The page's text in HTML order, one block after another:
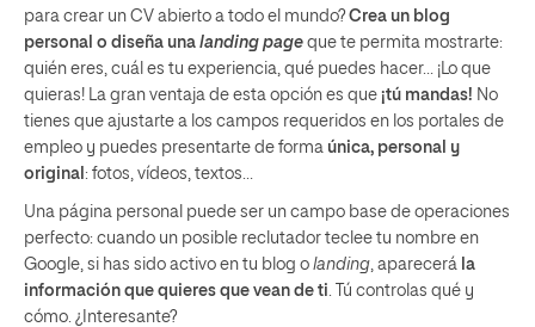
para crear un CV abierto a todo el mundo? Crea un blog
personal o diseña una landing page que te permita mostrarte:
quién eres, cuál es tu experiencia, qué puedes hacer… ¡Lo que
quieras! La gran ventaja de esta opción es que ¡tú mandas! No
tienes que ajustarte a los campos requeridos en los portales de
empleo y puedes presentarte de forma única, personal y
original : fotos, vídeos, textos…
Una página personal puede ser un campo base de operaciones
perfecto: cuando un posible reclutador teclee tu nombre en
Google, si has sido activo en tu blog o landing, aparecerá la
información que quieres que vean de ti. Tú controlas qué y
cómo. ¿Interesante?